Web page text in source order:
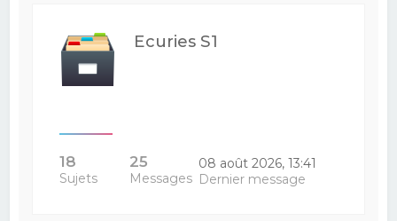
Ecuries S1
18
Sujets
25
Messages
08 août 2026, 13:41
Dernier message